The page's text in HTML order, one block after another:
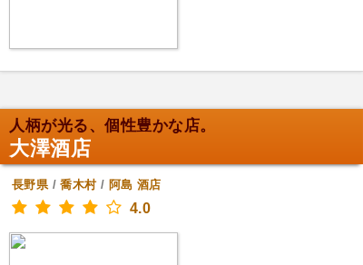
人柄が光る、個性豊かな店。
大澤酒店
長野県/喬木村/ 阿島 酒店
4.0